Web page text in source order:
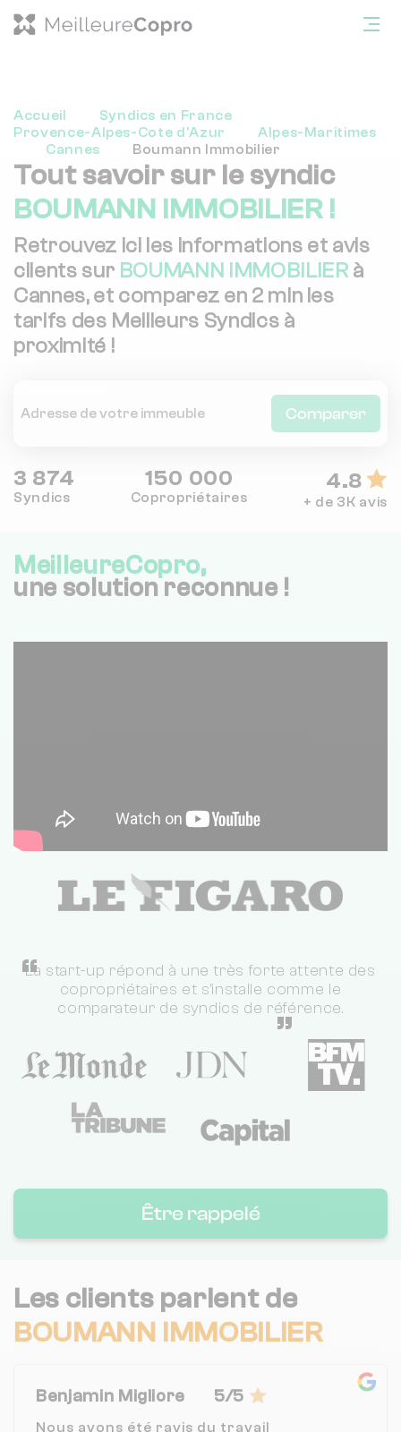
Accueil
Syndics en France
Provence-Alpes-Cote d'Azur
Alpes-Maritimes
Cannes
Boumann Immobilier
Tout savoir sur le syndic
BOUMANN IMMOBILIER !
Retrouvez ici les informations et avis
clients sur BOUMANN IMMOBILIERà
Cannes, et comparez en 2 min les
tarifs des Meilleurs Syndics à
proximité !
Comparer
3 874
Syndics
150 000
Copropriétaires
4.8
+ de 3K avis
MeilleureCopro,
une solution reconnue !
“
La start-up répond à une très forte attente des
copropriétaires et s'installe comme le
comparateur de syndics de référence.
”
Être rappelé
Les clients parlent de
BOUMANN IMMOBILIER
Benjamin Migliore 5/5
Nous avons été ravis du travail